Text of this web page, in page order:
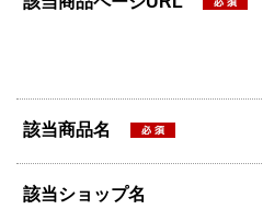
該当商品名
該当ショップ名